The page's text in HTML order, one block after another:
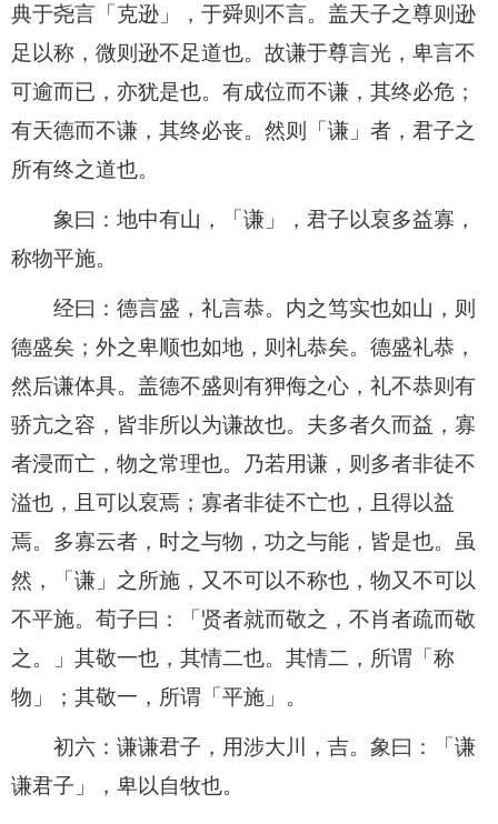
典于尧言「克逊」，于舜则不言。盖天子之尊则逊
足以称，微则逊不足道也。故谦于尊言光，卑言不
可逾而已，亦犹是也。有成位而不谦，其终必危；
有天德而不谦，其终必丧。然则「谦」者，君子之
所有终之道也。
象曰：地中有山，「谦」，君子以裒多益寡，
称物平施。
经曰：德言盛，礼言恭。内之笃实也如山，则
德盛矣；外之卑顺也如地，则礼恭矣。德盛礼恭，
然后谦体具。盖德不盛则有狎侮之心，礼不恭则有
骄亢之容，皆非所以为谦故也。夫多者久而益，寡
者浸而亡，物之常理也。乃若用谦，则多者非徒不
溢也，且可以裒焉；寡者非徒不亡也，且得以益
焉。多寡云者，时之与物，功之与能，皆是也。虽
然，「谦」之所施，又不可以不称也，物又不可以
不平施。荀子曰：「贤者就而敬之，不肖者疏而敬
之。」其敬一也，其情二也。其情二，所谓「称
物」；其敬一，所谓「平施」。
初六：谦谦君子，用涉大川，吉。象曰：「谦
谦君子」，卑以自牧也。